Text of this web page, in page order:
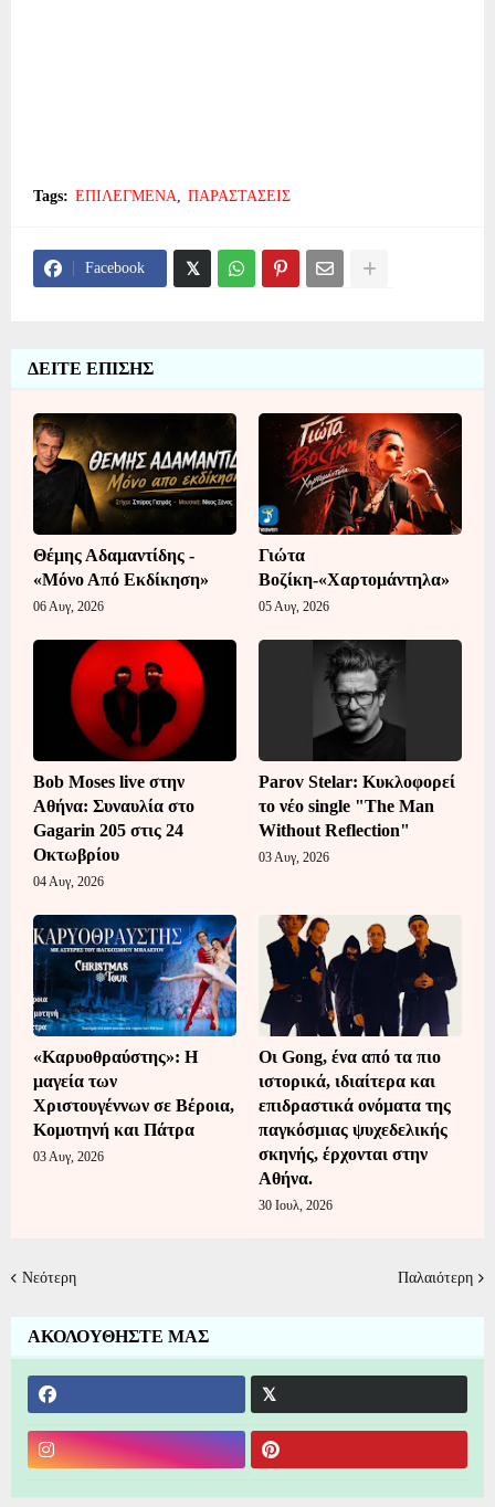
Tags: ΕΠΙΛΕΓΜΕΝΑ ΠΑΡΑΣΤΑΣΕΙΣ
Facebook
ΔΕΙΤΕ ΕΠΙΣΗΣ
Θέμης Αδαμαντίδης -
«Μόνο Από Εκδίκηση»
06 Αυγ, 2026
Γιώτα
Βοζίκη-«Χαρτομάντηλα»
05 Αυγ, 2026
Bob Moses live στην
Αθήνα: Συναυλία στο
Gagarin 205 στις 24
Οκτωβρίου
04 Αυγ, 2026
Parov Stelar: Κυκλοφορεί
το νέο single "The Man
Without Reflection"
03 Αυγ, 2026
«Καρυοθραύστης»: Η
μαγεία των
Χριστουγέννων σε Βέροια,
Κομοτηνή και Πάτρα
03 Αυγ, 2026
Οι Gong, ένα από τα πιο
ιστορικά, ιδιαίτερα και
επιδραστικά ονόματα της
παγκόσμιας ψυχεδελικής
σκηνής, έρχονται στην
Αθήνα.
30 Ιουλ, 2026
Νεότερη Παλαιότερη
ΑΚΟΛΟΥΘΗΣΤΕ ΜΑΣ